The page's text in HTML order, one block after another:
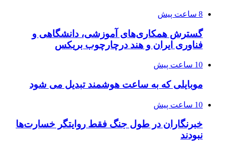
8 ساعت پیش
گسترش همکاری‌های آموزشی، دانشگاهی و
فناوری ایران و هند درچارچوب بریکس
10 ساعت پیش
موبایلی که به ساعت هوشمند تبدیل می شود
10 ساعت پیش
خبرنگاران در طول جنگ فقط روایتگر خسارت‌ها
نبودند